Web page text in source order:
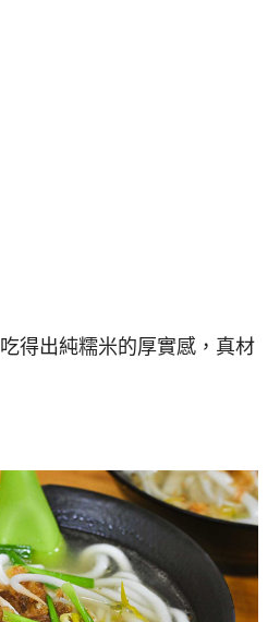
得出純糯米的厚實感，真材